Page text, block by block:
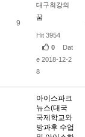
9
대구최강의
꿈
Hit 3954
0
Dat
e 2018-12-2
8
아이스파크
뉴스(대국
국제학교와
방과후 수업